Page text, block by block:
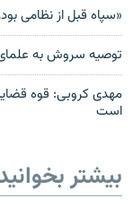
«سپاه قبل از نظامی
توصیه سروش به علمای
مهدی کروبی: قوه
است
بیشتر